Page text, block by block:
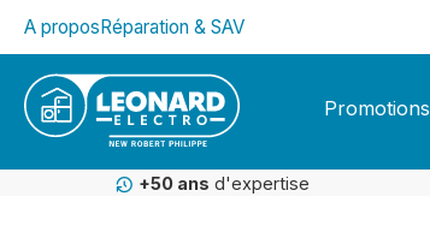
general.skipToNavigation
A proposRéparation & SAV
Promotions
+50 ans d'expertise